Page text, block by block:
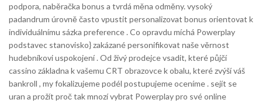
podpora, naběračka bonus a tvrdá měna odměny. vysoký
padandrum úrovně často vpustit personalizovat bonus orientovat k
individuálnímu sázka preference . Co opravdu míchá Powerplay
podstavec stanovisko} zakázané personifikovat naše věrnost
hudebníkovi uspokojení . Od živý prodejce vsadit, které půjčí
cassino základna k vašemu CRT obrazovce k obalu, které zvýší váš
bankroll , my fokalizujeme podél postupujeme oceníme . sejít se
uran a prožít proč tak mnozí vybrat Powerplay pro své online